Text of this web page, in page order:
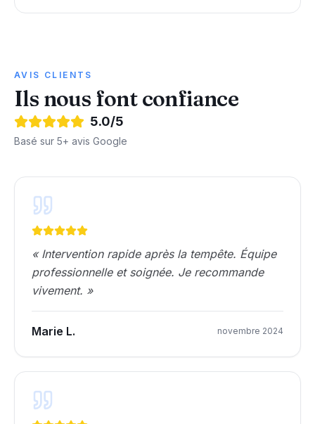
AVIS CLIENTS
Ils nous font confiance
5.0/5
Basé sur 5+ avis Google
« Intervention rapide après la tempête. Équipe
professionnelle et soignée. Je recommande
vivement. »
Marie L. novembre 2024